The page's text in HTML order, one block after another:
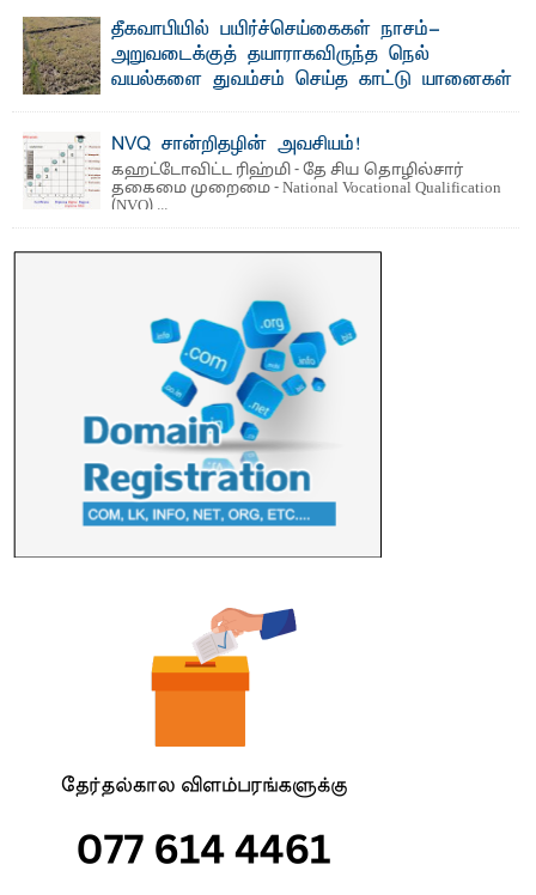
மற்றும் சிறப்புப் பரிசுகள்
எம்.வை. அமீர்- ஒ லுவிலில் அமைந்துள்ள தென்கிழக்குப்
பல்கலைக்கழகத்தின் 18ஆவது பொதுப் பட்டமளிப்பு விழா ...
தீகவாபியில் பயிர்ச்செய்கைகள் நாசம்-
அறுவடைக்குத் தயாராகவிருந்த நெல்
வயல்களை துவம்சம் செய்த காட்டு யானைகள்
காணப்பட்ட பல ...NVQ சான்றிதழின் அவசியம்!
கஹட்டோவிட்ட ரிஹ்மி - தே சிய தொழில்சார்
தகைமை முறைமை - National Vocational Qualification
(NVQ) ...